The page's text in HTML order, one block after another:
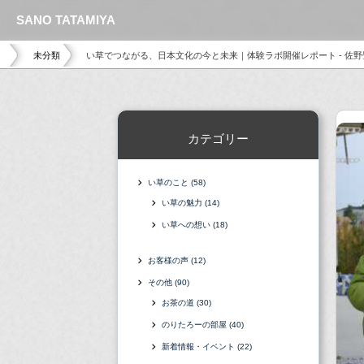
未分類 い草でつながる、日本文化の今と未来｜体験ラボ開催レポート - 佐野
カテゴリー
い草のこと(58)
い草の魅力(14)
い草への想い(18)
お客様の声(12)
その他(90)
お茶の道(30)
のりたろーの部屋(40)
新着情報・イベント(22)
SANO TATAMIYA